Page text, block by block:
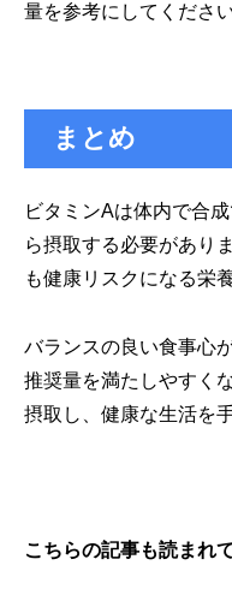
量を参考にしてください
まとめ
ビタミンAは体内で合
ら摂取する必要があり
も健康リスクになる栄
バランスの良い食事心
推奨量を満たしやすく
摂取し、健康な生活を
こちらの記事も読まれ